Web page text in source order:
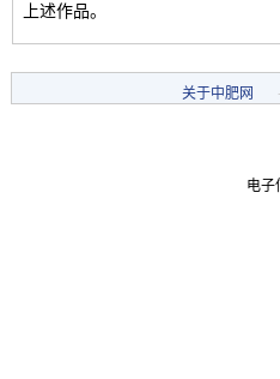
上述作品。
关于中肥网
电